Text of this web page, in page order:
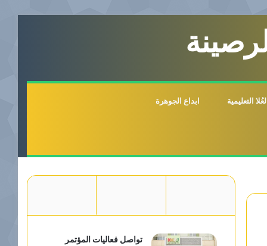
التعليمية ابداع الجوهرة
تواصل فعاليات المؤتمر